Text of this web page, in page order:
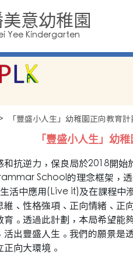
意幼稚園
Yee Kindergarten
「豐盛小人生」幼稚園正向教育計
「豐盛小人生」幼
抗逆力，保良局於2018開
School的理念框架，
活中應用(Live it)及在課程中
、性格強項、正向情緒、正
。透過此計劃，本局希望能
出豐盛人生。我們的願景是
向大環境。